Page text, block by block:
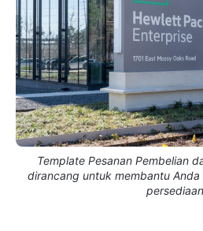
Template Pesanan Pembelian
dirancang untuk membantu